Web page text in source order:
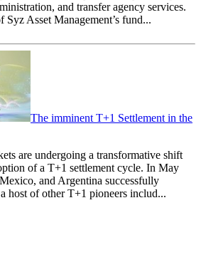
and transfer agency services.
Syz Asset Management’s fund...
The imminent T+1 Settlement in the
are undergoing a transformative shift
of a T+1 settlement cycle. In May
and Argentina successfully
host of other T+1 pioneers includ...